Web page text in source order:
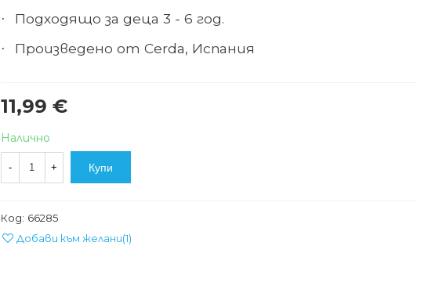
· Подходящо за деца 3 - 6 год.
· Произведено от Cerda, Испания
11,99 €
Налично
- + Купи
Код: 66285
Добави към желани(1)